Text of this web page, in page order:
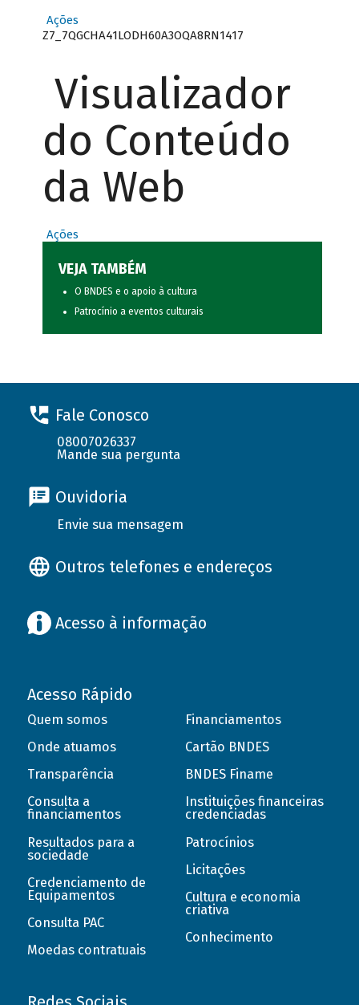
Ações
Z7_7QGCHA41LODH60A3OQA8RN1417
Visualizador
do Conteúdo
da Web
Ações
VEJA TAMBÉM
O BNDES e o apoio à cultura
Patrocínio a eventos culturais
Fale Conosco
08007026337
Mande sua pergunta
Ouvidoria
Envie sua mensagem
Outros telefones e endereços
Acesso à informação
Acesso Rápido
Quem somos
Onde atuamos
Transparência
Consulta a
financiamentos
Resultados para a
sociedade
Credenciamento de
Equipamentos
Consulta PAC
Moedas contratuais
Financiamentos
Cartão BNDES
BNDES Finame
Instituições financeiras
credenciadas
Patrocínios
Licitações
Cultura e economia
criativa
Conhecimento